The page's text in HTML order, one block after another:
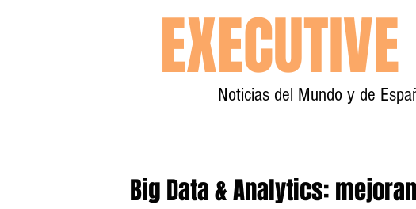
Noticias del Mundo y de
Big Data & Analytics: